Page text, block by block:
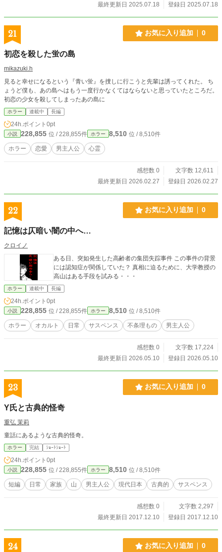
最終更新日 2025.07.18
登録日 2025.07.18
21 お気に入り追加 0
初恋を殺した蛍の島
mikazuki.h
見ると幸せになるという『青い蛍』を捜しに行こうと先輩は誘ってくれた。 ち
ょうど僕も、あの島へはもう一度行かなくてはならないと思っていたところだ。
初恋の少女を殺してしまったあの島に
ホラー 連載中 長編
24h.ポイント 0pt
小説 228,855 位 / 228,855件 ホラー 8,510 位 / 8,510件
ホラー 恋愛 男主人公 心霊
感想数 0
文字数 12,611
最終更新日 2026.02.27
登録日 2026.02.27
22 お気に入り追加 0
記憶は仄暗い闇の中へ…
クロイノ
ある日、突如発生した高齢者の集団失踪事件 この事件の背景
には認知症が関係していた？ 真相に迫るために、大学教授の
高山はある手段を試みる・・・
ホラー 連載中 長編
24h.ポイント 0pt
小説 228,855 位 / 228,855件 ホラー 8,510 位 / 8,510件
ホラー オカルト 日常 サスペンス 不条理もの 男主人公
感想数 0
文字数 17,224
最終更新日 2026.05.10
登録日 2026.05.10
23 お気に入り追加 0
Y氏と古典的怪奇
重弘 茉莉
童話にあるような古典的怪奇。
ホラー 完結 ｼｮｰﾄｼｮｰﾄ
24h.ポイント 0pt
小説 228,855 位 / 228,855件 ホラー 8,510 位 / 8,510件
短編 日常 家族 山 男主人公 現代日本 古典的 サスペンス
感想数 0
文字数 2,297
最終更新日 2017.12.10
登録日 2017.12.10
24 お気に入り追加 0